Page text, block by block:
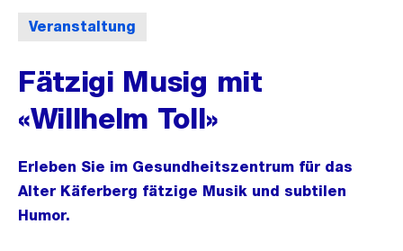
Veranstaltung
Fätzigi Musig mit
«Willhelm Toll»
Erleben Sie im Gesundheitszentrum für das
Alter Käferberg fätzige Musik und subtilen
Humor.